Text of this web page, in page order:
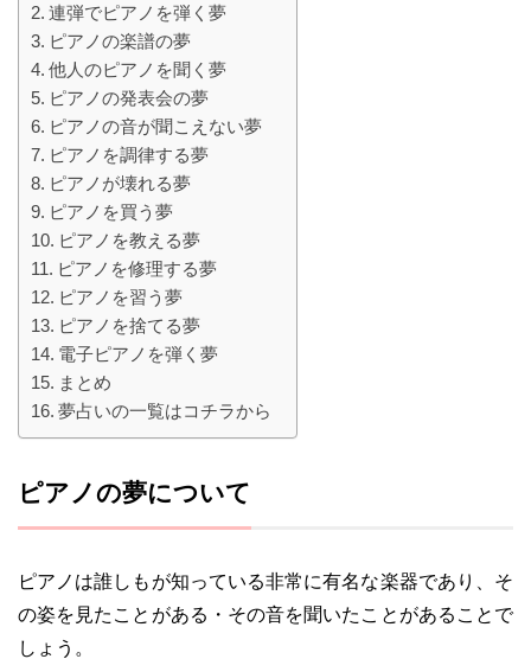
連弾でピアノを弾く夢
ピアノの楽譜の夢
他人のピアノを聞く夢
ピアノの発表会の夢
ピアノの音が聞こえない夢
ピアノを調律する夢
ピアノが壊れる夢
ピアノを買う夢
ピアノを教える夢
ピアノを修理する夢
ピアノを習う夢
ピアノを捨てる夢
電子ピアノを弾く夢
まとめ
夢占いの一覧はコチラから
ピアノの夢について
ピアノは誰しもが知っている非常に有名な楽器であり、そ
の姿を見たことがある・その音を聞いたことがあることで
しょう。